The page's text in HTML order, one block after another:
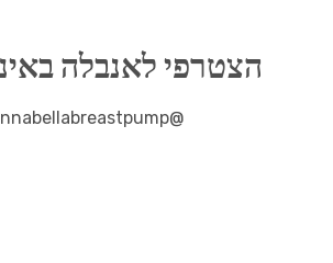
הצטרפי לאנבלה
@annabellabreastpump